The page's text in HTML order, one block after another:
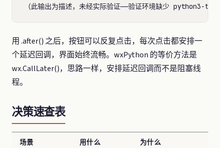
用 .after() 之后，按钮可以反复点击，每次点击都安排一
个延迟回调，界面始终流畅。wxPython 的等价方法是
wx.CallLater()，思路一样，安排延迟回调而不是阻塞线
程。
决策速查表
场景 用什么 为什么